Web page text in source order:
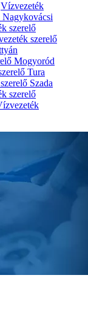
Vízvezeték
Nagykovácsi
szerelő
szerelő
Mogyoród
Tura
Szada
szerelő